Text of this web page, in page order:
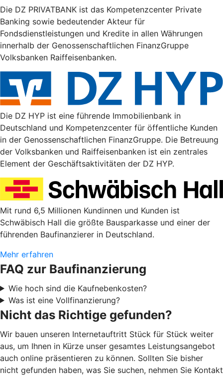
Die DZ PRIVATBANK ist das Kompetenzcenter Private
Banking sowie bedeutender Akteur für
Fondsdienstleistungen und Kredite in allen Währungen
innerhalb der Genossenschaftlichen FinanzGruppe
Volksbanken Raiffeisenbanken.
Die DZ HYP ist eine führende Immobilienbank in
Deutschland und Kompetenzcenter für öffentliche Kunden
in der Genossenschaftlichen FinanzGruppe. Die Betreuung
der Volksbanken und Raiffeisenbanken ist ein zentrales
Element der Geschäftsaktivitäten der DZ HYP.
Mit rund 6,5 Millionen Kundinnen und Kunden ist
Schwäbisch Hall die größte Bausparkasse und einer der
führenden Baufinanzierer in Deutschland.
Mehr erfahren
FAQ zur Baufinanzierung
Wie hoch sind die Kaufnebenkosten?
Was ist eine Vollfinanzierung?
Nicht das Richtige gefunden?
Wir bauen unseren Internetauftritt Stück für Stück weiter
aus, um Ihnen in Kürze unser gesamtes Leistungsangebot
auch online präsentieren zu können. Sollten Sie bisher
nicht gefunden haben, was Sie suchen, nehmen Sie Kontakt